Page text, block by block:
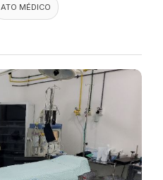
ATO MÉDICO